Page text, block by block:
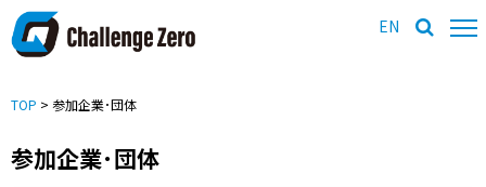
EN
TOP > 参加企業･団体
参加企業･団体